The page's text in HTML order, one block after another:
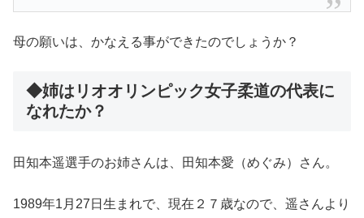
母の願いは、かなえる事ができたのでしょうか？
◆姉はリオオリンピック女子柔道の代表に
なれたか？
田知本遥選手のお姉さんは、田知本愛（めぐみ）さん。
1989年1月27日生まれで、現在２７歳なので、遥さんより